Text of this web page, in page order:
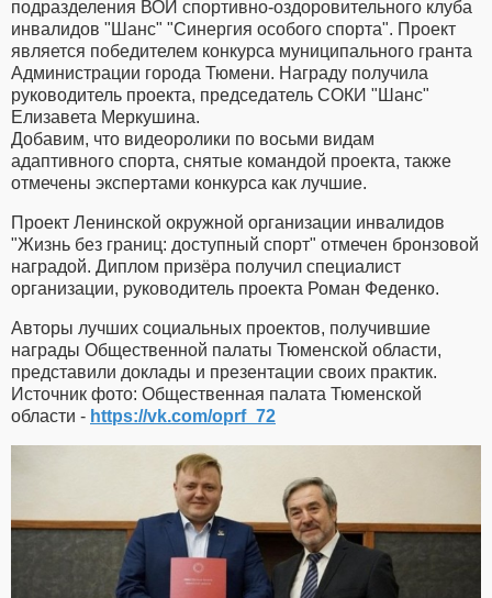
подразделения ВОИ спортивно-оздоровительного клуба
инвалидов "Шанс" "Синергия особого спорта". Проект
является победителем конкурса муниципального гранта
Администрации города Тюмени. Награду получила
руководитель проекта, председатель СОКИ "Шанс"
Елизавета Меркушина.
Добавим, что видеоролики по восьми видам
адаптивного спорта, снятые командой проекта, также
отмечены экспертами конкурса как лучшие.
Проект Ленинской окружной организации инвалидов
"Жизнь без границ: доступный спорт" отмечен бронзовой
наградой. Диплом призёра получил специалист
организации, руководитель проекта Роман Феденко.
Авторы лучших социальных проектов, получившие
награды Общественной палаты Тюменской области,
представили доклады и презентации своих практик.
Источник фото: Общественная палата Тюменской
области - https://vk.com/oprf_72